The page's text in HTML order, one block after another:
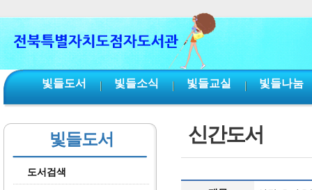
빛들도서 빛들소식 빛들교실 빛들나눔
빛들도서
도서검색
신간도서